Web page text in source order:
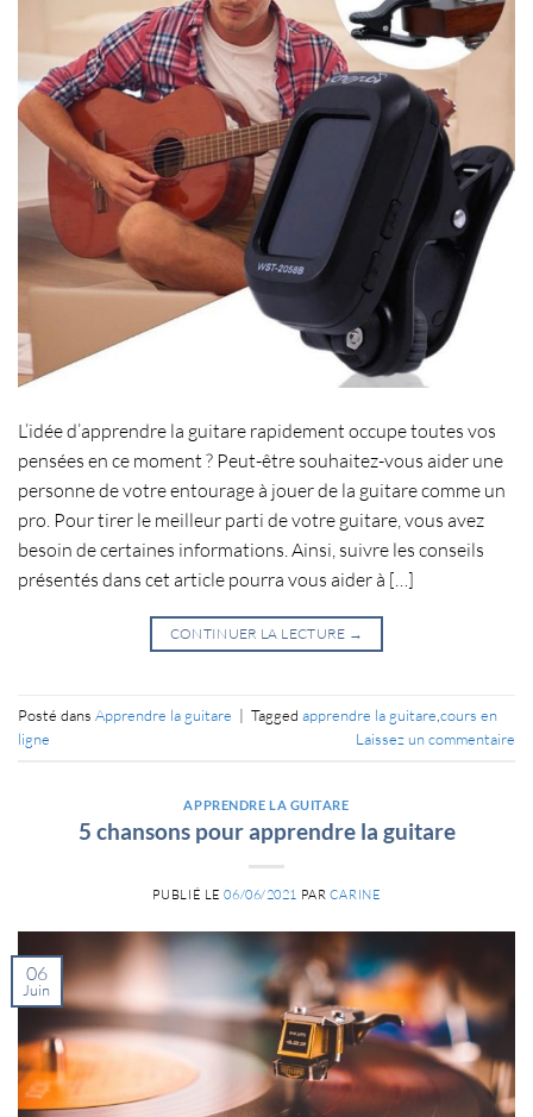
L’idée d’apprendre la guitare rapidement occupe toutes vos
pensées en ce moment ? Peut-être souhaitez-vous aider une
personne de votre entourage à jouer de la guitare comme un
pro. Pour tirer le meilleur parti de votre guitare, vous avez
besoin de certaines informations. Ainsi, suivre les conseils
présentés dans cet article pourra vous aider à […]
CONTINUER LA LECTURE →
Posté dans Apprendre la guitare | Tagged apprendre la guitare,cours en
ligne
Laissez un commentaire
APPRENDRE LA GUITARE
5 chansons pour apprendre la guitare
PUBLIÉ LE06/06/2021 PAR CARINE
06
Juin